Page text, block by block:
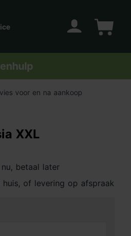
voor en na aankoop
XXL
betaal later
huis, of levering op afspraak